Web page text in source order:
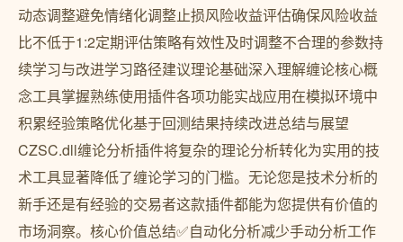
动态调整避免情绪化调整止损风险收益评估确保风险收益
比不低于1:2定期评估策略有效性及时调整不合理的参数持
续学习与改进学习路径建议理论基础深入理解缠论核心概
念工具掌握熟练使用插件各项功能实战应用在模拟环境中
积累经验策略优化基于回测结果持续改进总结与展望
CZSC.dll缠论分析插件将复杂的理论分析转化为实用的技
术工具显著降低了缠论学习的门槛。无论您是技术分析的
新手还是有经验的交易者这款插件都能为您提供有价值的
市场洞察。核心价值总结✅自动化分析减少手动分析工作